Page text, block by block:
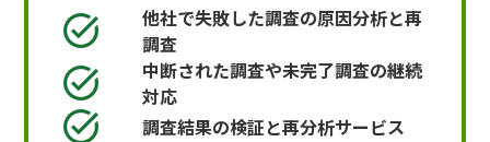
他社で失敗した調査の原因分析と再
調査
中断された調査や未完了調査の継続
対応
調査結果の検証と再分析サービス